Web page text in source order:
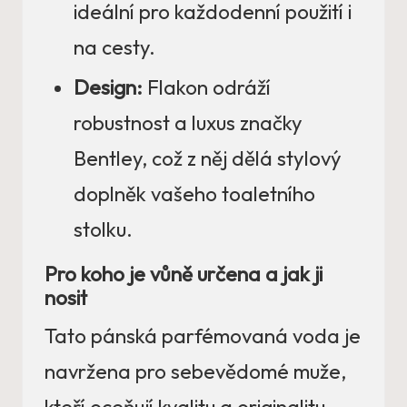
ideální pro každodenní použití i
na cesty.
Design: Flakon odráží
robustnost a luxus značky
Bentley, což z něj dělá stylový
doplněk vašeho toaletního
stolku.
Pro koho je vůně určena a jak ji
nosit
Tato pánská parfémovaná voda je
navržena pro sebevědomé muže,